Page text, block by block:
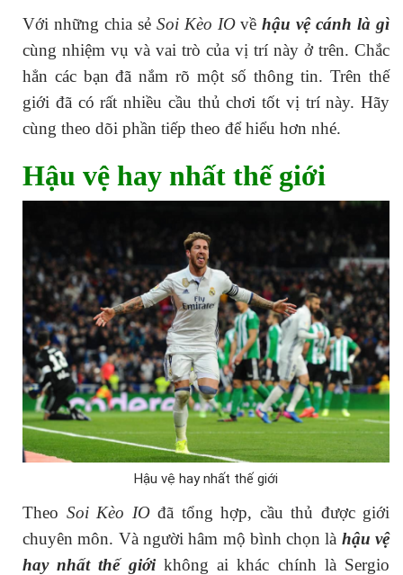
Với những chia sẻ Soi Kèo IOvềhậu vệ cánh là gì
cùng nhiệm vụ và vai trò của vị trí này ở trên. Chắc
hẳn các bạn đã nắm rõ một số thông tin. Trên thế
giới đã có rất nhiều cầu thủ chơi tốt vị trí này. Hãy
cùng theo dõi phần tiếp theo để hiểu hơn nhé.
Hậu vệ hay nhất thế giới
Hậu vệ hay nhất thế giới
Theo Soi Kèo IOđã tổng hợp, cầu thủ được giới
chuyên môn. Và người hâm mộ bình chọn là hậu vệ
hay nhất thế giớikhông ai khác chính là Sergio